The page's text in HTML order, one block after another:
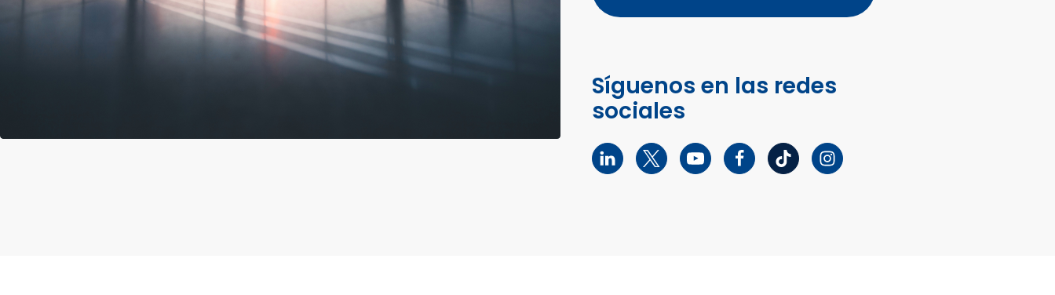
Síguenos en las redes
sociales